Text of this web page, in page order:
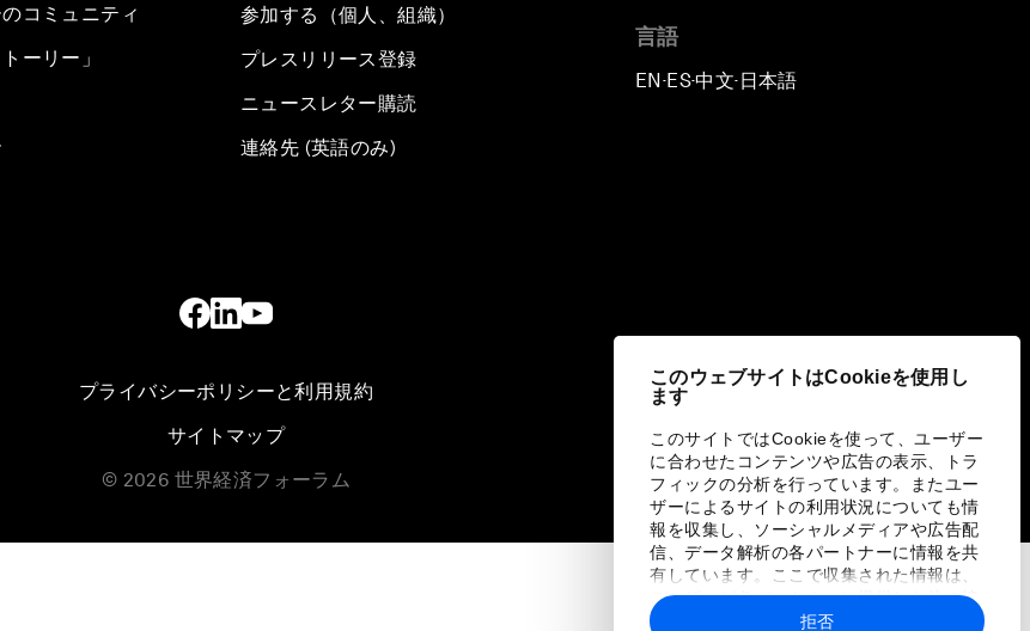
このウェブサイトはCookieを使用し
ます
このサイトではCookieを使って、ユーザー
に合わせたコンテンツや広告の表示、トラ
フィックの分析を行っています。またユー
ザーによるサイトの利用状況についても情
報を収集し、ソーシャルメディアや広告配
信、データ解析の各パートナーに情報を共
有しています。ここで収集された情報は、
ユーザーが各パートナーに提供した他の情
報や各パートナーのサービスを使用した際
拒否
コミュニティ
ーリー」
参加する（個人、組織）
プレスリリース登録
ニュースレター購読
連絡先 (英語のみ)
言語
EN ▪ES▪中文▪ 日本語
プライバシーポリシーと利用規約
サイトマップ
© 2026 世界経済フォーラム